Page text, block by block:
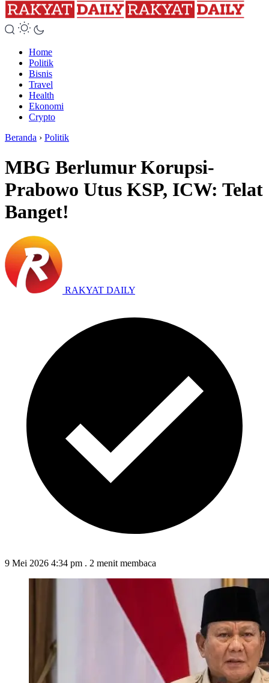
Home
Politik
Bisnis
Travel
Health
Ekonomi
Crypto
Beranda › Politik
MBG Berlumur Korupsi-
Prabowo Utus KSP, ICW: Telat
Banget!
RAKYAT DAILY
9 Mei 2026 4:34 pm . 2 menit membaca